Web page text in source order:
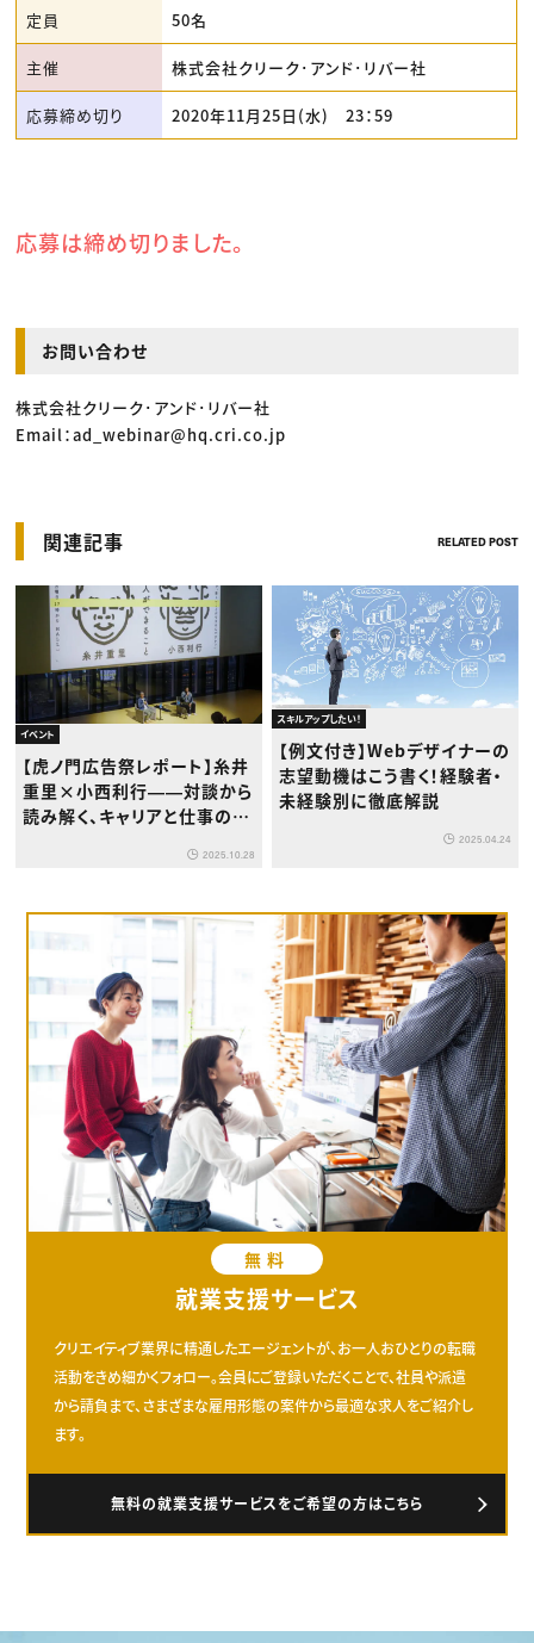
定員 50名
主催 株式会社クリーク･アンド･リバー社
応募締め切り 2020年11月25日(水) 23：59
応募は締め切りました。
お問い合わせ
株式会社クリーク･アンド･リバー社
Email：ad_webinar@hq.cri.co.jp
関連記事 RELATED POST
イベント
【虎ノ門広告祭レポート】糸井
重里×小西利行――対談から
読み解く、キャリアと仕事の本
2025.10.28
スキルアップしたい！
【例文付き】Webデザイナーの
志望動機はこう書く！経験者・
未経験別に徹底解説
2025.04.24
無料
就業支援サービス
クリエイティブ業界に精通したエージェントが、お一人おひとりの転職
活動をきめ細かくフォロー。会員にご登録いただくことで、社員や派遣
から請負まで、さまざまな雇用形態の案件から最適な求人をご紹介し
ます。
無料の就業支援サービスをご希望の方はこちら